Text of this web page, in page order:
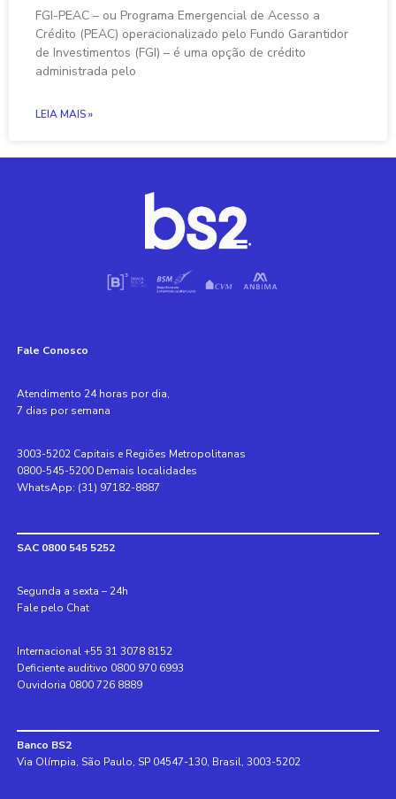
FGI-PEAC – ou Programa Emergencial de Acesso a
Crédito (PEAC) operacionalizado pelo Fundo Garantidor
de Investimentos (FGI) – é uma opção de crédito
administrada pelo
LEIA MAIS »
Fale Conosco
Atendimento 24 horas por dia,
7 dias por semana
3003-5202 Capitais e Regiões Metropolitanas
0800-545-5200 Demais localidades
WhatsApp: (31) 97182-8887
SAC 0800 545 5252
Segunda a sexta – 24h
Fale pelo Chat
Internacional +55 31 3078 8152
Deficiente auditivo 0800 970 6993
Ouvidoria 0800 726 8889
Banco BS2
Via Olímpia, São Paulo, SP 04547-130, Brasil, 3003-5202